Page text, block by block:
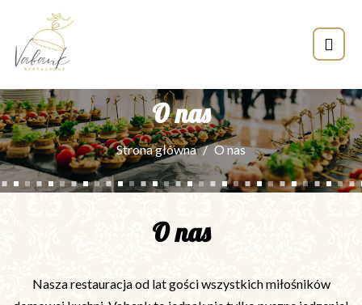
O nas
Strona główna O nas
O nas
Nasza restauracja od lat gości wszystkich miłośników